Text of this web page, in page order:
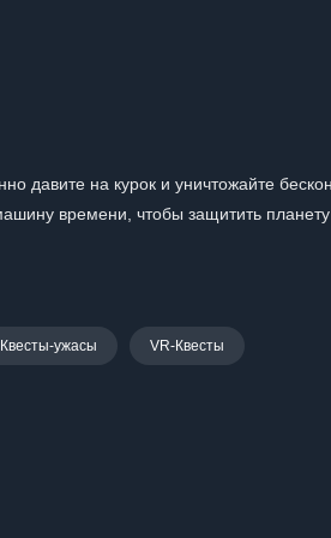
давите на курок и уничтожайте
времени, чтобы защитить
Квесты-ужасы VR-Квесты